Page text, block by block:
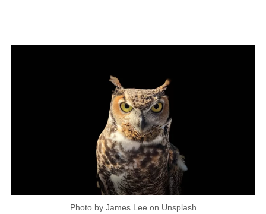
Photo by James Lee on Unsplash